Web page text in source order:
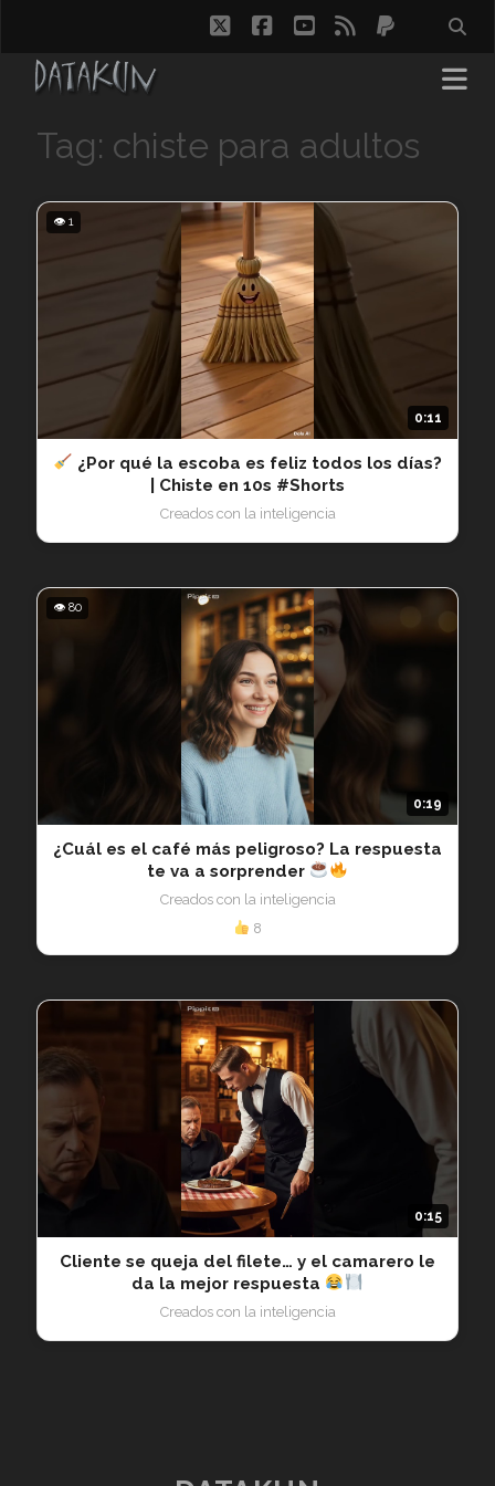
twitterfacebook
youtube
rss paypal
Tag: chiste para adultos
0:11
👁 1
¿Por qué la escoba es feliz todos los días?
| Chiste en 10s #Shorts
Creados con la inteligencia
0:19
👁 80
¿Cuál es el café más peligroso? La respuesta
te va a sorprender
Creados con la inteligencia
8
0:15
Cliente se queja del filete… y el camarero le
da la mejor respuesta
Creados con la inteligencia